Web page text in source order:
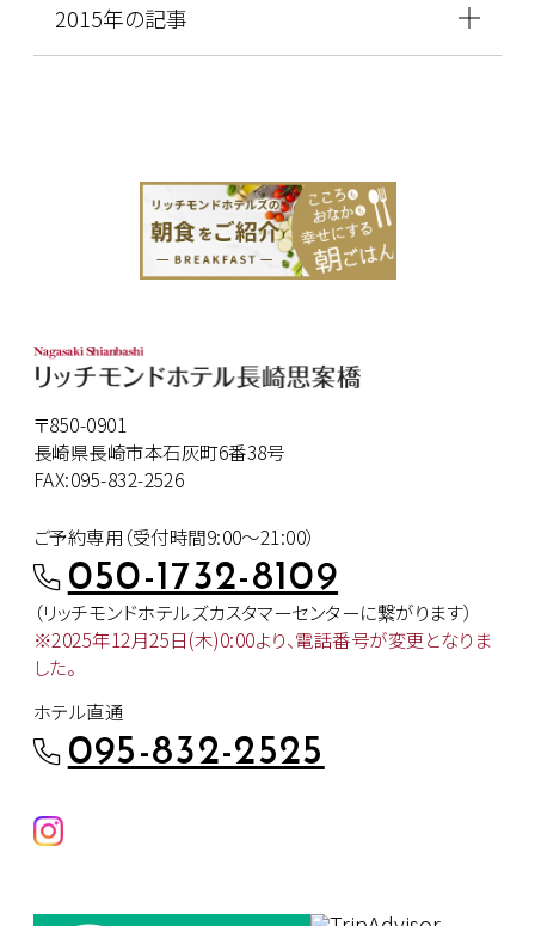
2015年の記事
〒850-0901
長崎県長崎市本石灰町6番38号
FAX:095-832-2526
ご予約専用（受付時間9:00～21:00）
050-1732-8109
（リッチモンドホテルズカスタマーセンターに繋がります）
※2025年12月25日(木)0:00より、電話番号が変更となりま
した。
ホテル直通
095-832-2525